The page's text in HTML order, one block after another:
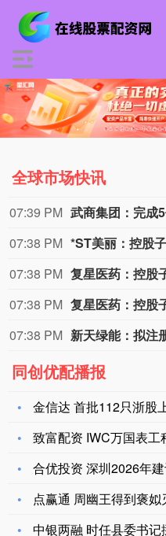
全球市场快讯
07:39 PM 武商集团：完成
07:38 PM
07:38 PM
07:38 PM
07:38 PM 新天绿能：拟注
同创优配播报
金信达 首批112只浙股上
致富配资 IWC万国表
合优投资 深圳2026年
点赢通 周幽王得到褒姒灭国
中银两融 时任县委书记挪